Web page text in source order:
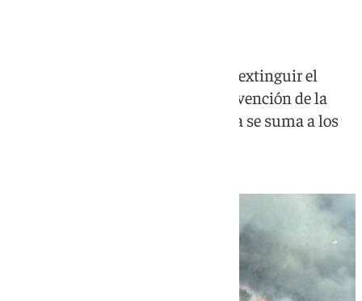
Unas 300 personas trabajan para extinguir el
fuego y el Tercer Batallón de Intervención de la
Unidad Militar de Emergencias ya se suma a los